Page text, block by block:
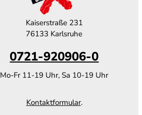
Kaiserstraße 231
76133 Karlsruhe
0721-920906-0
Mo-Fr 11-19 Uhr, Sa 10-19 Uhr
Kontaktformular.